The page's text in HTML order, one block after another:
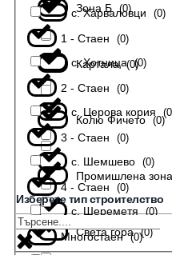
с. Харваловци (0)
с. Хотница (0)
с. Церова кория (0
с. Шемшево (0)
с. Шереметя (0)
Зона Б (0)
Картала (0)
Колю Фичето (0)
Промишлена
Света гора (0)
1 - Стаен (0)
2 - Стаен (0)
3 - Стаен (0)
4 - Стаен (0)
Многостаен (0)
Изберете тип строителство